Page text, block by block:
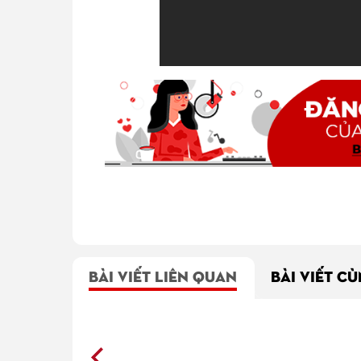
BÀI VIẾT LIÊN QUAN BÀI VIẾT